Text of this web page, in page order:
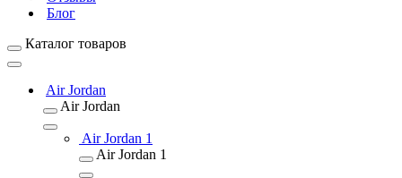
Блог
Каталог товаров
Air Jordan
Air Jordan
Air Jordan 1
Air Jordan 1